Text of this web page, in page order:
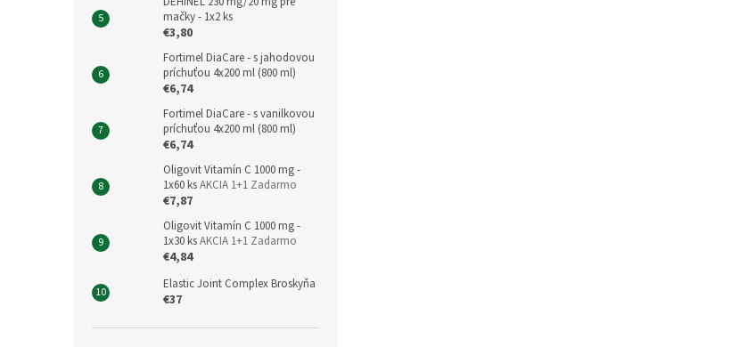
mačky - 1x2 ks
€3,80
Fortimel DiaCare - s jahodovou
príchuťou 4x200 ml (800 ml)
€6,74
Fortimel DiaCare - s vanilkovou
príchuťou 4x200 ml (800 ml)
€6,74
Oligovit Vitamín C 1000 mg -
1x60 ksAKCIA 1+1 Zadarmo
€7,87
Oligovit Vitamín C 1000 mg -
1x30 ksAKCIA 1+1 Zadarmo
€4,84
Elastic Joint Complex Broskyňa
€37